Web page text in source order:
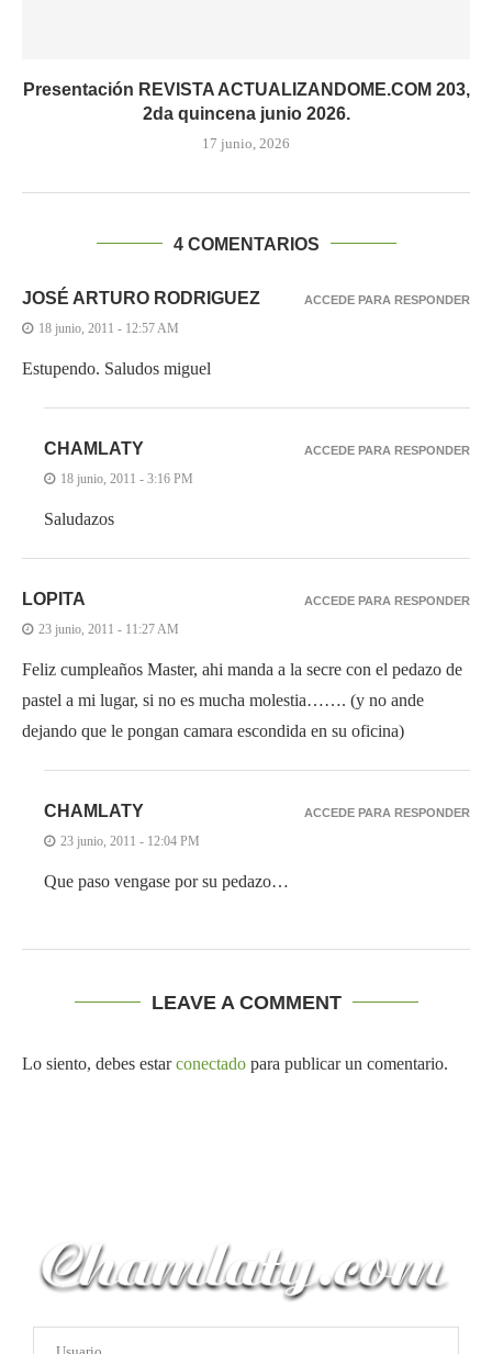
Presentación REVISTA ACTUALIZANDOME.COM 203,
2da quincena junio 2026.
17 junio, 2026
4 COMENTARIOS
JOSÉ ARTURO RODRIGUEZ
18 junio, 2011 - 12:57 AM
Estupendo. Saludos miguel
ACCEDE PARA RESPONDER
CHAMLATY
18 junio, 2011 - 3:16 PM
Saludazos
ACCEDE PARA RESPONDER
LOPITA
23 junio, 2011 - 11:27 AM
Feliz cumpleaños Master, ahi manda a la secre con el pedazo de
pastel a mi lugar, si no es mucha molestia……. (y no ande
dejando que le pongan camara escondida en su oficina)
ACCEDE PARA RESPONDER
CHAMLATY
23 junio, 2011 - 12:04 PM
Que paso vengase por su pedazo…
ACCEDE PARA RESPONDER
LEAVE A COMMENT
Lo siento, debes estarconectado para publicar un comentario.